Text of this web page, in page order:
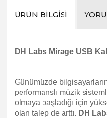
ÜRÜN BILGISI
DH Labs Mirage USB
Günümüzde
performanslı müzik
olmaya başladığı için
olan talep de arttı. DH